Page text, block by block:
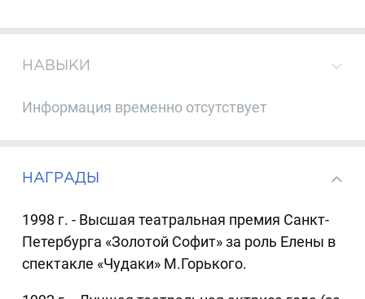
НАВЫКИ
Информация временно отсутствует
НАГРАДЫ
1998 г. - Высшая театральная премия Санкт-
Петербурга «Золотой Софит» за роль Елены в
спектакле «Чудаки» М.Горького.